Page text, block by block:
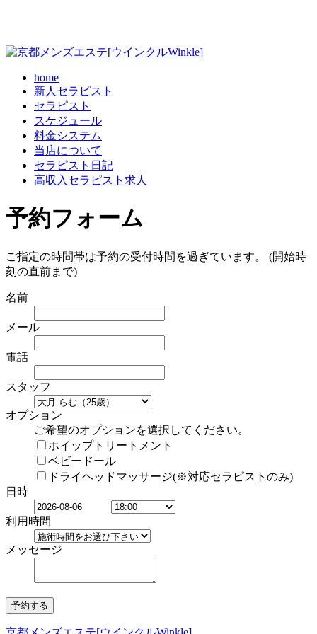
home
新人セラピスト
セラピスト
スケジュール
料金システム
当店について
セラピスト日記
高収入セラピスト求人
予約フォーム
ご指定の時間帯は予約の受付時間を過ぎています。 (開始時
刻の直前まで)
名前
メール
電話
スタッフ
オプション
ご希望のオプションを選択してください。
ホイップトリートメント
ベビードール
ドライヘッドマッサージ(※対応セラピストのみ)
日時
利用時間
メッセージ